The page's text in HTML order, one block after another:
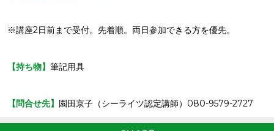
※講座2日前まで受付。先着順。両日参加できる方を優先。
【持ち物】 筆記用具
【問合せ先】 園田京子（シーライツ認定講師）080-9579-2727